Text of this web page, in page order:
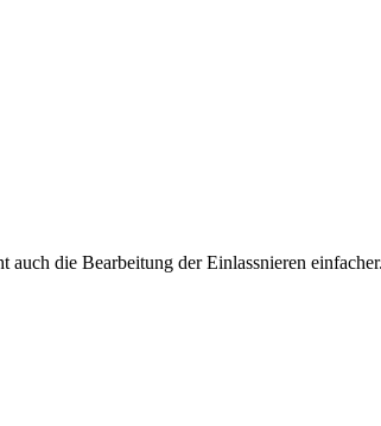
auch die Bearbeitung der Einlassnieren einfacher.